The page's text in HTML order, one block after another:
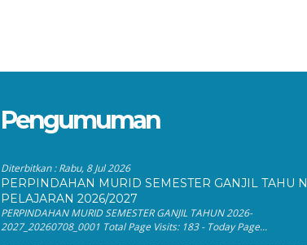
Pengumuman
Diterbitkan :Rabu, 8 Jul 2026
PERPINDAHAN MURID SEMESTER GANJIL TAHU N
PELAJARAN 2026/2027
PERPINDAHAN MURID SEMESTER GANJIL TAHUN 2026-
2027_20260708_0001 Total Page Visits: 183 - Today Page...